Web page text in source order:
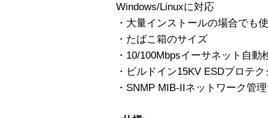
Windows/Linuxに対応
・大量インストールの場合でも
・たばこ箱のサイズ
・10/100Mbpsイーサネット自動
・ビルドイン15KV ESDプロテ
・SNMP MIB-IIネットワーク管